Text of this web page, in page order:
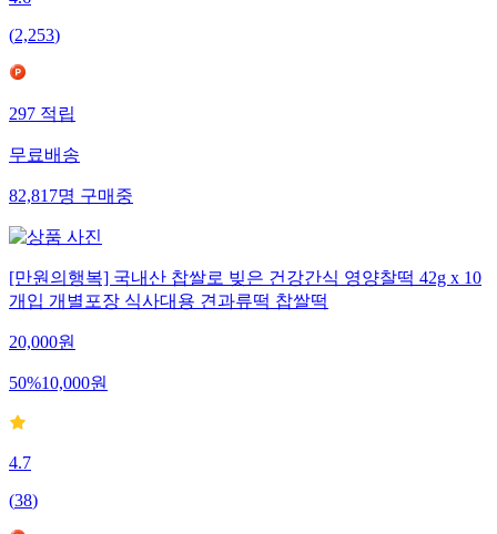
4.6
(2,253)
297적립
무료배송
82,817명구매중
[만원의행복] 국내산 찹쌀로 빚은 건강간식 영양찰떡 42g x 10
개입 개별포장 식사대용 견과류떡 찹쌀떡
20,000원
50%10,000원
4.7
(38)